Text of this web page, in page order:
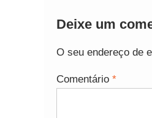
Deixe um
O seu endereço de
Comentário *